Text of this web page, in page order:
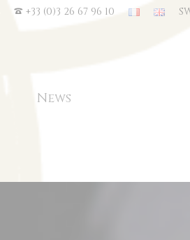
+33 (0)3 26 67 96 10
News